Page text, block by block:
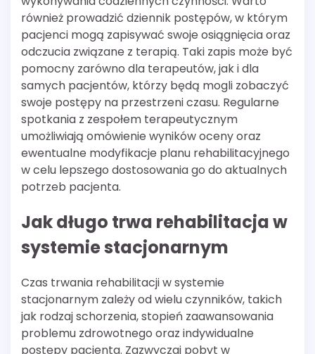
również prowadzić dziennik postępów, w którym
pacjenci mogą zapisywać swoje osiągnięcia oraz
odczucia związane z terapią. Taki zapis może być
pomocny zarówno dla terapeutów, jak i dla
samych pacjentów, którzy będą mogli zobaczyć
swoje postępy na przestrzeni czasu. Regularne
spotkania z zespołem terapeutycznym
umożliwiają omówienie wyników oceny oraz
ewentualne modyfikacje planu rehabilitacyjnego
w celu lepszego dostosowania go do aktualnych
potrzeb pacjenta.
Jak długo trwa rehabilitacja w
systemie stacjonarnym
Czas trwania rehabilitacji w systemie
stacjonarnym zależy od wielu czynników, takich
jak rodzaj schorzenia, stopień zaawansowania
problemu zdrowotnego oraz indywidualne
postępy pacjenta. Zazwyczaj pobyt w